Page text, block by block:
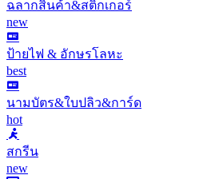
ฉลากสินค้า&สติกเกอร์
new
ป้ายไฟ & อักษรโลหะ
best
นามบัตร&ใบปลิว&การ์ด
hot
สกรีน
new